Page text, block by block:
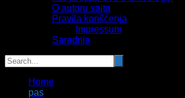
O autoru sajta
Pravila korišćenja
Impressum
Saradnja
Home
pas